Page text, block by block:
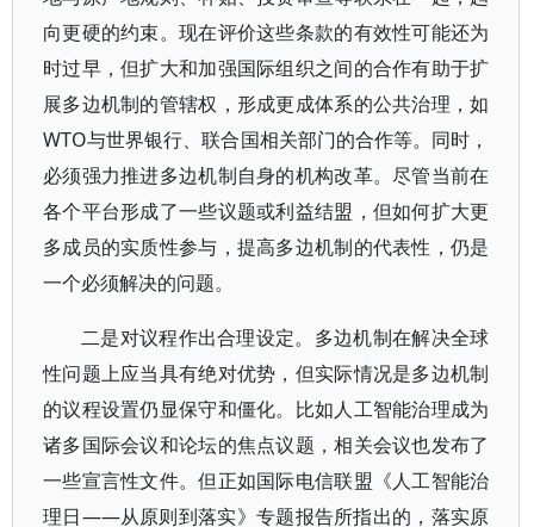
向更硬的约束。现在评价这些条款的有效性可能还为
时过早，但扩大和加强国际组织之间的合作有助于扩
展多边机制的管辖权，形成更成体系的公共治理，如
WTO与世界银行、联合国相关部门的合作等。同时，
必须强力推进多边机制自身的机构改革。尽管当前在
各个平台形成了一些议题或利益结盟，但如何扩大更
多成员的实质性参与，提高多边机制的代表性，仍是
一个必须解决的问题。
二是对议程作出合理设定。多边机制在解决全球
性问题上应当具有绝对优势，但实际情况是多边机制
的议程设置仍显保守和僵化。比如人工智能治理成为
诸多国际会议和论坛的焦点议题，相关会议也发布了
一些宣言性文件。但正如国际电信联盟《人工智能治
理日——从原则到落实》专题报告所指出的，落实原